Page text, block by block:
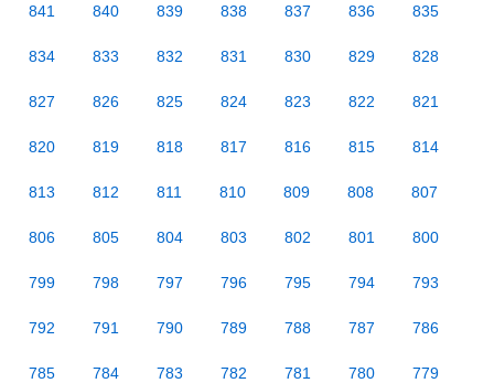
841 840 839 838 837 836 835
834 833 832 831 830 829 828
827 826 825 824 823 822 821
820 819 818 817 816 815 814
813 812 811 810 809 808 807
806 805 804 803 802 801 800
799 798 797 796 795 794 793
792 791 790 789 788 787 786
785 784 783 782 781 780 779